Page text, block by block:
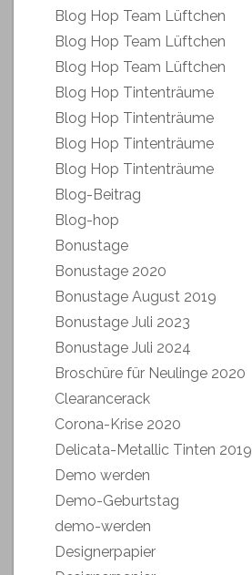
Blog Hop Team Lüftchen
Blog Hop Team Lüftchen
Blog Hop Team Lüftchen
Blog Hop Tintenträume
Blog Hop Tintenträume
Blog Hop Tintenträume
Blog Hop Tintenträume
Blog-Beitrag
Blog-hop
Bonustage
Bonustage 2020
Bonustage August 2019
Bonustage Juli 2023
Bonustage Juli 2024
Broschüre für Neulinge 2020
Clearancerack
Corona-Krise 2020
Delicata-Metallic Tinten 2019
Demo werden
Demo-Geburtstag
demo-werden
Designerpapier